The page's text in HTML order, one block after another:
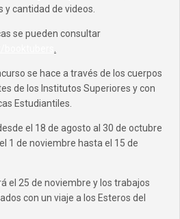
y cantidad de videos.
se pueden consultar
se hace a través de los cuerpos
de los Institutos Superiores y con
Estudiantiles.
el 18 de agosto al 30 de octubre
1 de noviembre hasta el 15 de
el 25 de noviembre y los trabajos
con un viaje a los Esteros del